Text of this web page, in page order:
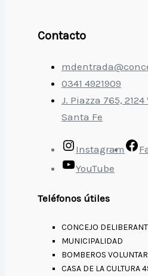
Contacto
0341 4921909
J. Piazza 765,
Santa Fe
Instagram
YouTube
Teléfonos útiles
CONCEJO
MUNICIPALIDAD
BOMBEROS
CASA DE LA